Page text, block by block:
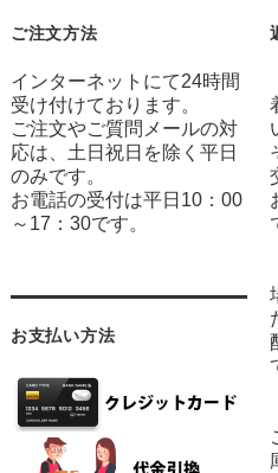
ご注文方法
インターネットにて24時間
受け付けております。
ご注文やご質問メールの対
応は、土日祝日を除く平日
のみです。
お電話の受付は平日10：00
～17：30です。
お支払い方法